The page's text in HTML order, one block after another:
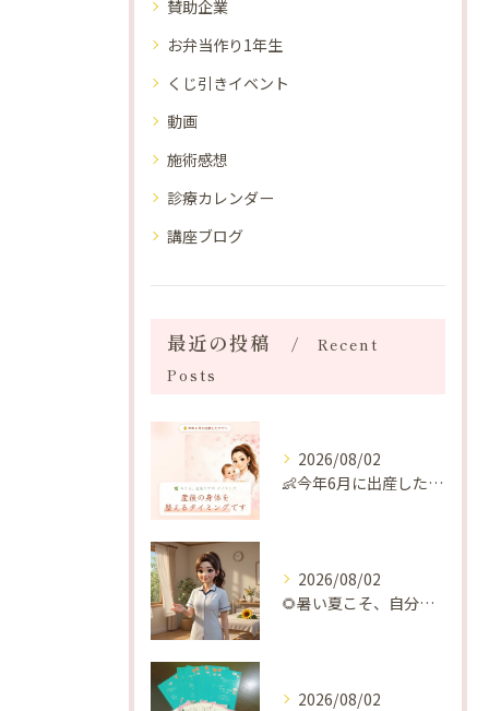
賛助企業
お弁当作り1年生
くじ引きイベント
動画
施術感想
診療カレンダー
講座ブログ
最近の投稿
Recent
Posts
2026/08/02
👶今年6月に出産したママへ♡
2026/08/02
🌻暑い夏こそ、自分の身体を整える時間を♡
2026/08/02